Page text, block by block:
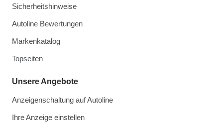
Sicherheitshinweise
Autoline Bewertungen
Markenkatalog
Topseiten
Unsere Angebote
Anzeigenschaltung auf Autoline
Ihre Anzeige einstellen